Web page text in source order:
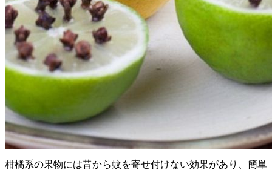
柑橘系の果物には昔から蚊を寄せ付けない効果があり、簡単